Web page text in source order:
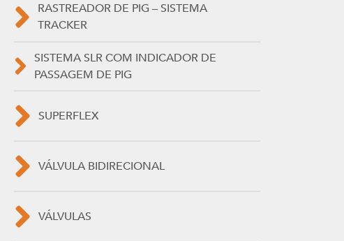
RASTREADOR DE PIG – SISTEMA
TRACKER
SISTEMA SLR COM INDICADOR DE
PASSAGEM DE PIG
SUPERFLEX
VÁLVULA BIDIRECIONAL
VÁLVULAS